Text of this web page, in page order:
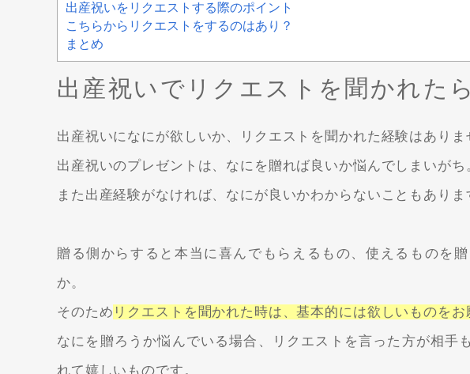
出産祝いをリクエストする際のポイント
こちらからリクエストをするのはあり？
まとめ
出産祝いでリクエストを聞かれた
出産祝いになにが欲しいか、リクエストを聞かれた経験はありま
出産祝いのプレゼントは、なにを贈れば良いか悩んでしまいがち
また出産経験がなければ、なにが良いかわからないこともありま
贈る側からすると本当に喜んでもらえるもの、使えるものを
か。
そのため リクエストを聞かれた時は、基本的には欲しいものをお
なにを贈ろうか悩んでいる場合、リクエストを言った方が相手
れて嬉しいものです。